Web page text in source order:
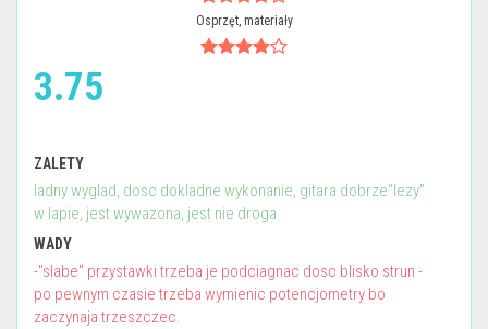
Osprzęt, materiały
3.75
ZALETY
ladny wyglad, dosc dokladne wykonanie, gitara dobrze"lezy"
w lapie, jest wywazona, jest nie droga
WADY
-"slabe" przystawki trzeba je podciagnac dosc blisko strun -
po pewnym czasie trzeba wymienic potencjometry bo
zaczynaja trzeszczec.